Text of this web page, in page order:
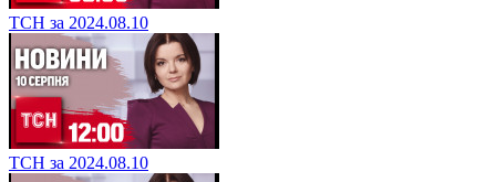
ТСН за 2024.08.10
ТСН за 2024.08.10